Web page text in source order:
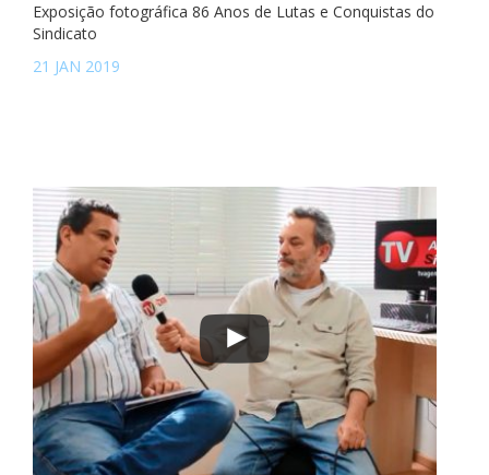
Exposição fotográfica 86 Anos de Lutas e Conquistas do
Sindicato
21 JAN 2019